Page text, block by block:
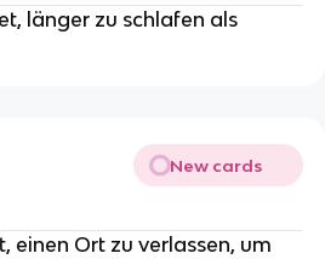
länger zu schlafen als
New cards
einen Ort zu verlassen, um